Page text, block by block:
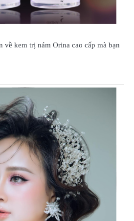
về kem trị nám Orina cao cấp mà bạn